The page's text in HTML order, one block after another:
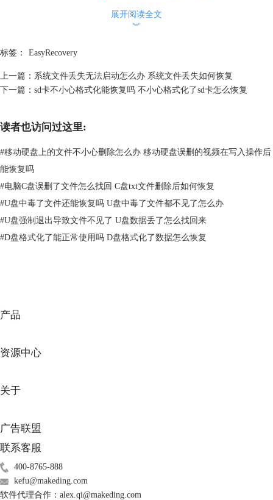
wps中打开。
如果在备份中心中没有找到想要的文件，那么可以通过数据恢复软件
二、wps表格数据丢失怎么恢复
可以用EasyRecovery进行恢复的。那么对于保存过后丢失的表格，我们应
该如何找回呢？
展开阅读全文
︾
标签： EasyRecovery
上一篇： 系统文件丢失无法启动怎么办 系统文件丢失如何恢复
下一篇： sd卡不小心格式化能恢复吗 不小心格式化了sd卡怎么恢复
读者也访问过这里:
#移动硬盘上的文件不小心删除怎么办 移动硬盘误删的视频在写入操作后
能恢复吗
#电脑C盘误删了文件怎么找回 C盘txt文件删除后如何恢复
#U盘中毒了文件还能恢复吗 U盘中毒了文件都不见了怎么办
#U盘强制退出导致文件不见了 U盘数据丢了怎么找回来
#D盘格式化了能正常使用吗 D盘格式化了数据怎么恢复
产品
资源中心
关于
广告联盟
联系客服
400-8765-888
kefu@makeding.com
软件代理合作：alex.qi@makeding.com